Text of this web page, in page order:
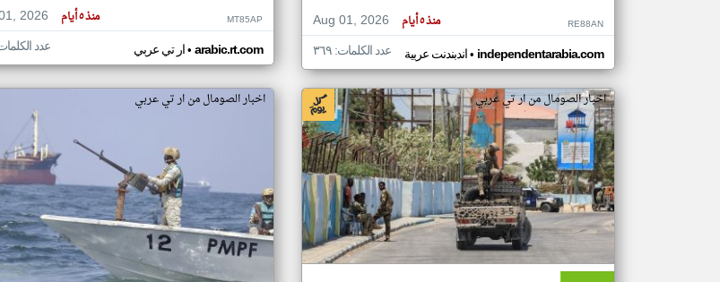
Aug 01, 2026
منذ ٥ أيام RE88AN
اندبندنت عربية• independentarabia.com عدد الكلمات: ٣٦٩
2026
منذ ٥ أيام MT85AP
ار تي عربي• arabic.rt.com عدد الكلمات:
اخبار الصومال من ار تي عربي اخبار الصومال من ار تي عربي